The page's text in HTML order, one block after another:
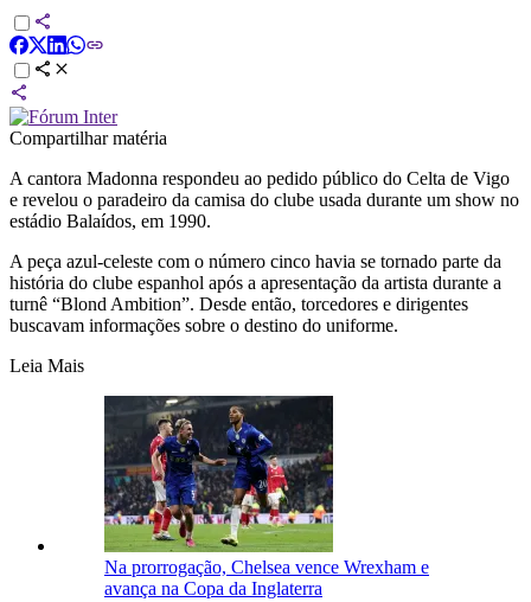
Compartilhar matéria
A cantora Madonna respondeu ao pedido público do Celta de Vigo
e revelou o paradeiro da camisa do clube usada durante um show no
estádio Balaídos, em 1990.
A peça azul-celeste com o número cinco havia se tornado parte da
história do clube espanhol após a apresentação da artista durante a
turnê “Blond Ambition”. Desde então, torcedores e dirigentes
buscavam informações sobre o destino do uniforme.
Leia Mais
Na prorrogação, Chelsea vence Wrexham e
avança na Copa da Inglaterra